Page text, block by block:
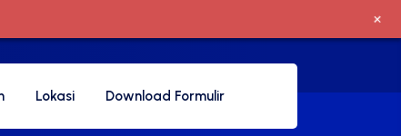
Lokasi Download Formulir
+